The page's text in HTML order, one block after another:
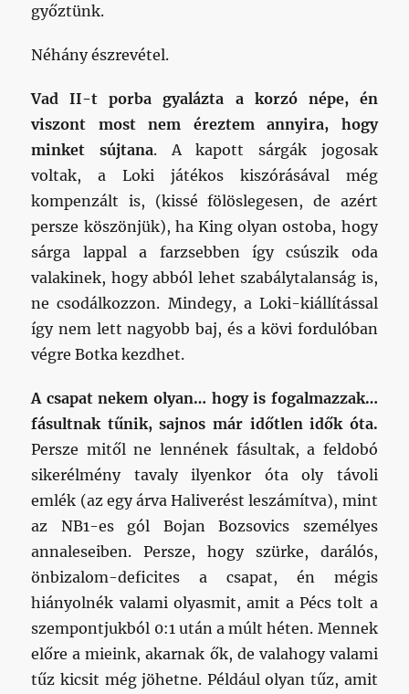
győztünk.
Néhány észrevétel.
Vad II-t porba gyalázta a korzó népe, én
viszont most nem éreztem annyira, hogy
minket sújtana. A kapott sárgák jogosak
voltak, a Loki játékos kiszórásával még
kompenzált is, (kissé fölöslegesen, de azért
persze köszönjük), ha King olyan ostoba, hogy
sárga lappal a farzsebben így csúszik oda
valakinek, hogy abból lehet szabálytalanság is,
ne csodálkozzon. Mindegy, a Loki-kiállítással
így nem lett nagyobb baj, és a kövi fordulóban
végre Botka kezdhet.
A csapat nekem olyan… hogy is fogalmazzak…
fásultnak tűnik, sajnos már időtlen idők óta.
Persze mitől ne lennének fásultak, a feldobó
sikerélmény tavaly ilyenkor óta oly távoli
emlék (az egy árva Haliverést leszámítva), mint
az NB1-es gól Bojan Bozsovics személyes
annaleseiben. Persze, hogy szürke, darálós,
önbizalom-deficites a csapat, én mégis
hiányolnék valami olyasmit, amit a Pécs tolt a
szempontjukból 0:1 után a múlt héten. Mennek
előre a mieink, akarnak ők, de valahogy valami
tűz kicsit még jöhetne. Például olyan tűz, amit